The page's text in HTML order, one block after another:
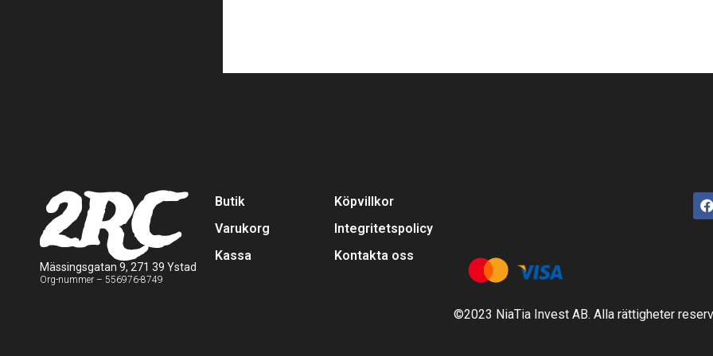
2RC
Mässingsgatan 9, 271 39 Ystad
Org-nummer – 556976-8749
Butik
Varukorg
Kassa
Köpvillkor
Integritetspolicy
Kontakta oss
©2023 NiaTia Invest AB. Alla rättigheter